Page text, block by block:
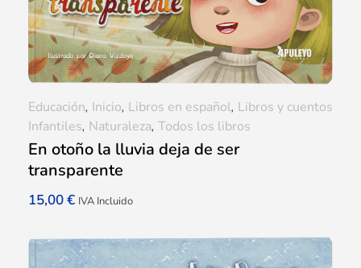
En otoño la lluvia deja de ser
transparente
15,00€ IVA Incluido
Educación, Inicio, Libros en español, Libros y cuentos
Infantiles, Naturaleza, Todos los libros